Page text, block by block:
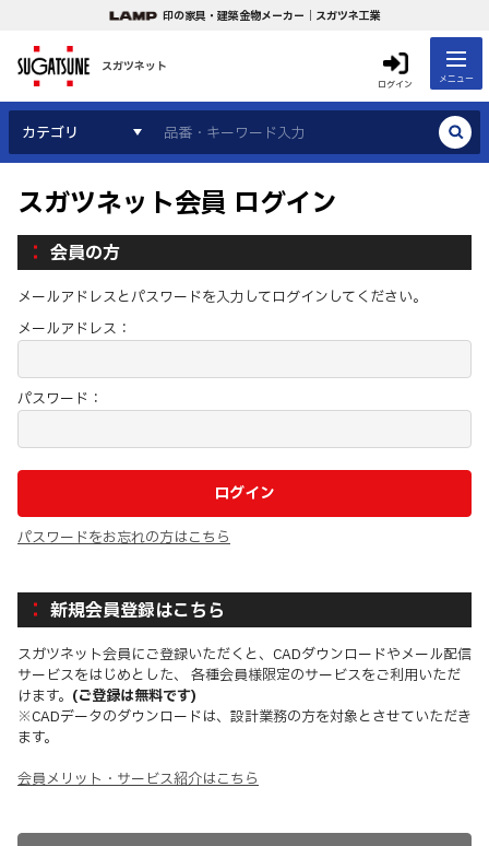
印の家具・建築金物メーカー｜スガツネ工業
スガツネット
ログイン メニュー
カテゴリ
スガツネット会員 ログイン
会員の方
メールアドレスとパスワードを入力してログインしてください。
メールアドレス：
パスワード：
パスワードをお忘れの方はこちら
新規会員登録はこちら
スガツネット会員にご登録いただくと、CADダウンロードやメール配信
サービスをはじめとした、 各種会員様限定のサービスをご利用いただ
けます。 (ご登録は無料です)
※CADデータのダウンロードは、設計業務の方を対象とさせていただき
ます。
会員メリット・サービス紹介はこちら